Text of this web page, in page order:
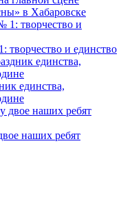
в Хабаровске
и единство
единства,
наших ребят